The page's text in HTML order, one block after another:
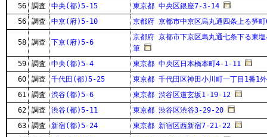
56
調査 中央(都)5-15
東京都 中央区銀座7-3-14
56
調査 中京(府)5-10 京都府 京都市中京区烏丸通四条上る笋
58 調査 下京(府)5-6
京都府 京都市下京区烏丸通七条下る東
筆
59
調査 中央(都)5-4
東京都 中央区日本橋本町4-1-11
60
調査 千代田(都)5-25
東京都 千代田区神田小川町一丁目1番1外
61
調査 渋谷(都)5-6
東京都 渋谷区道玄坂1-19-12
62
調査 渋谷(都)5-11
東京都 渋谷区渋谷3-29-20
63
調査 新宿(都)5-24
東京都 新宿区西新宿7-21-22